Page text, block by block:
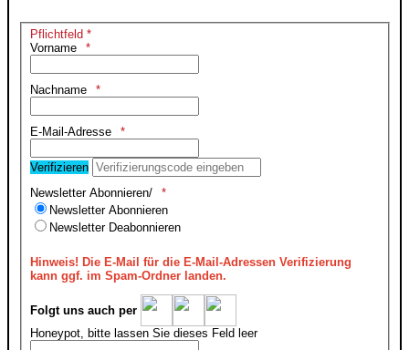
Pflichtfeld *
Vorname
Nachname
E-Mail-Adresse
Verifizieren
Newsletter Abonnieren/
Newsletter Abonnieren
Newsletter Deabonnieren
Hinweis! Die E-Mail für die E-Mail-Adressen Verifizierung
kann ggf. im Spam-Ordner landen.
Folgt uns auch per
Honeypot, bitte lassen Sie dieses Feld leer